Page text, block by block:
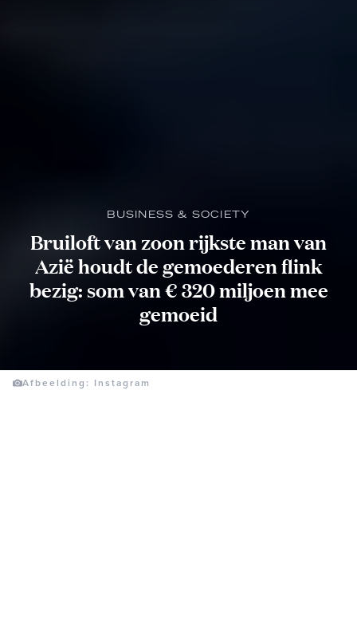
BUSINESS & SOCIETY
Bruiloft van zoon rijkste man van
Azië houdt de gemoederen flink
bezig: som van € 320 miljoen mee
gemoeid
Afbeelding: Instagram